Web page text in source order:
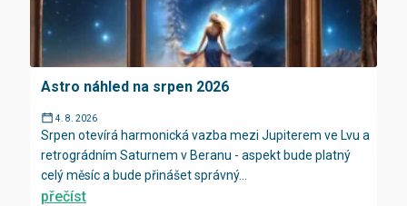
Astro náhled na srpen 2026
4. 8. 2026
Srpen otevírá harmonická vazba mezi Jupiterem ve Lvu a
retrográdním Saturnem v Beranu - aspekt bude platný
celý měsíc a bude přinášet správný...
přečíst